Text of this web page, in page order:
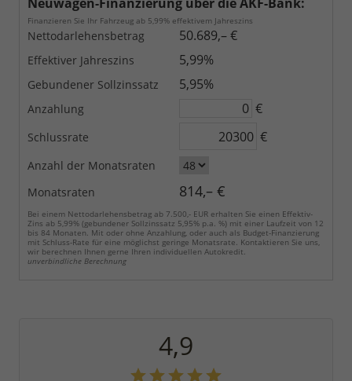
Finanzieren Sie Ihr Fahrzeug ab 5,99% effektivem Jahreszins
Nettodarlehensbetrag 50.689,– €
Effektiver Jahreszins 5,99%
Gebundener Sollzinssatz 5,95%
Anzahlung €
Schlussrate €
Anzahl der Monatsraten
Monatsraten
814,– €
Bei einem Nettodarlehensbetrag ab 7.500,- EUR erhalten Sie einen Effektiv-
Zins ab 5,99% (gebundener Sollzinssatz 5,95% p.a. %) mit einer Laufzeit von 12
bis 84 Monaten. Mit oder ohne Anzahlung, oder auch als Budget-Finanzierung
mit Schluss-Rate für eine möglichst geringe Monatsrate. Kontaktieren Sie uns,
wir berechnen Ihnen gerne Ihren individuellen Autokredit.
unverbindliche Berechnung
4,9